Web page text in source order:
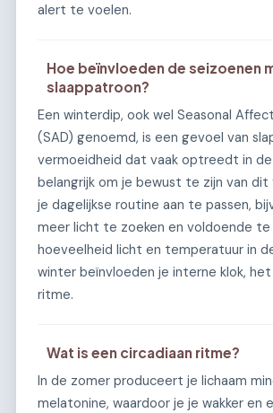
alert te voelen.
Hoe beïnvloeden de seizoenen
slaappatroon?
Een winterdip, ook wel Seasonal
(SAD) genoemd, is een gevoel van
vermoeidheid dat vaak optreedt in
belangrijk om je bewust te zijn van dit
je dagelijkse routine aan te passen,
meer licht te zoeken en voldoende te
hoeveelheid licht en temperatuur in
winter beïnvloeden je interne klok, het
ritme.
Wat is een circadiaan ritme?
In de zomer produceert je lichaam
melatonine, waardoor je je wakker en